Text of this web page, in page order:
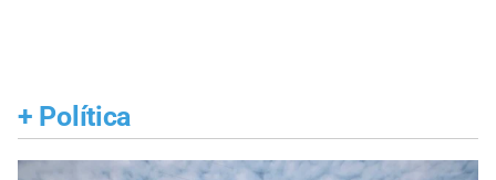
+ Política